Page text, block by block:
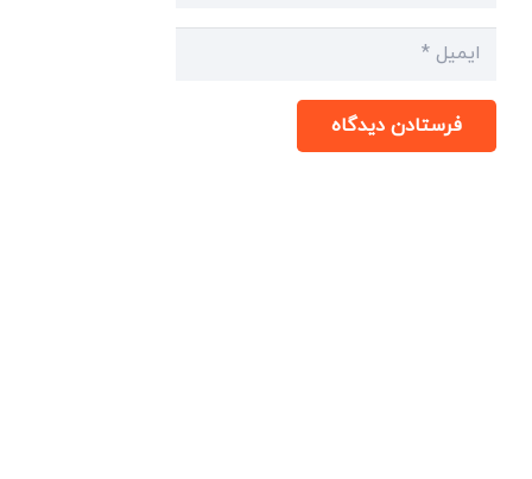
فرستادن دیدگاه